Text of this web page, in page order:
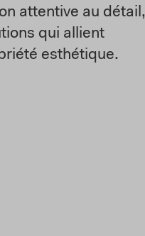
attentive au détail,
qui allient
esthétique.